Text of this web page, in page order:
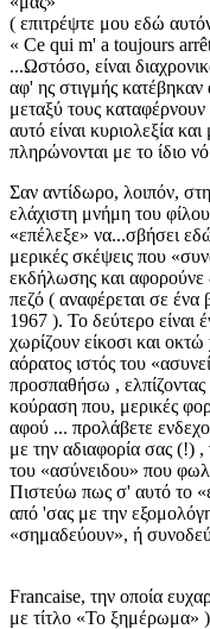
( επιτρέψτε μου εδώ
« Ce qui m' a toujours
...Ωστόσο, είναι
αφ' ης στιγμής
μεταξύ τους
αυτό είναι κυριολεξία
πληρώνονται με το ίδιο
Σαν αντίδωρο, λοιπόν,
ελάχιστη μνήμη του
«επέλεξε» να...σβήσει
μερικές σκέψεις που
εκδήλωσης και αφορούνε
πεζό ( αναφέρεται σε
1967 ). Το δεύτερο είναι
χωρίζουν είκοσι και
αόρατος ιστός του
προσπαθήσω ,
κούραση που, μερικές
αφού ... προλάβετε
με την αδιαφορία σας (!)
του «ασύνειδου» που
Πιστεύω πως σ' αυτό το
από 'σας με την
«σημαδεύουν», ή
( Η κυρία
Francaise, την οποία
με τίτλο «Το ξημέρωμα» )